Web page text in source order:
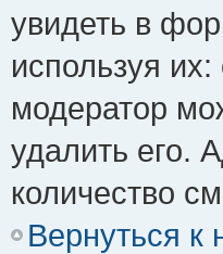
увидеть в
используя
модератор
удалить его.
количество
Вернуться к